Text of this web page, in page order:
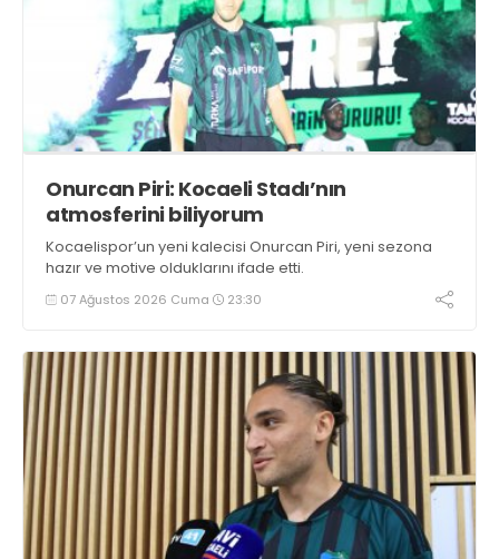
Onurcan Piri: Kocaeli Stadı’nın
atmosferini biliyorum
Kocaelispor’un yeni kalecisi Onurcan Piri, yeni sezona
hazır ve motive olduklarını ifade etti.
07 Ağustos 2026 Cuma 23:30